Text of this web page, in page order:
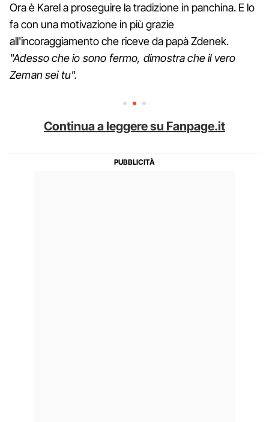
Ora è Karel a proseguire la tradizione in panchina. E lo
fa con una motivazione in più grazie
all'incoraggiamento che riceve da papà Zdenek.
"Adesso che io sono fermo, dimostra che il vero
Zeman sei tu".
Continua a leggere su Fanpage.it